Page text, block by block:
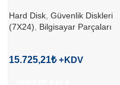
Hard Disk Güvenlik Diskleri
(7X24)
Bilgisayar Parçaları
15.725,21₺